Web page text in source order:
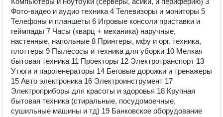
Фото-видео и аудио техника 4 Телевизоры и мониторы 5
Телефоны и планшеты 6 Игровые консоли приставки и
геймпады 7 Часы (кварц + механика) наручные,
настенные, напольные 8 Принтеры, мфу и орг. техника,
плоттеры 9 Пылесосы и техника для уборки 10 Мелкая
бытовая техника 11 Проекторы 12 Электротранспорт 13
Утюги и парогенераторы 14 Беговые дорожки и тренажеры
15 Авто электроника 16 Электроинструмент 17
Электроприборы для красоты и здоровья 18 Крупная
бытовая техника (стиральные, посудомоечные,
сушильные машины и тд) 19 Банковское оборудование